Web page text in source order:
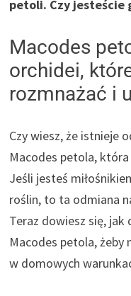
petoli. Czy jesteście
Macodes
orchidei,
rozmnażać i
Czy wiesz, że istnieje
Macodes petola,
Jeśli jesteś
roślin, to ta odmiana
Teraz dowiesz się, jak
Macodes petola, żeby
w domowych